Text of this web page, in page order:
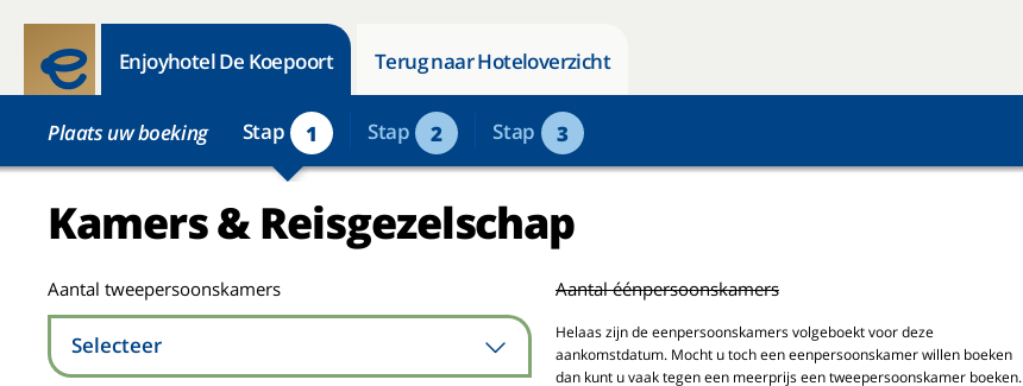
Enjoyhotel De Koepoort Terug naar Hoteloverzicht
Plaats uw boeking Stap 1 Stap 2 Stap 3
Kamers & Reisgezelschap
Aantal tweepersoonskamers
Selecteer
Aantal éénpersoonskamers
Helaas zijn de eenpersoonskamers volgeboekt voor deze
aankomstdatum. Mocht u toch een eenpersoonskamer willen boeken
dan kunt u vaak tegen een meerprijs een tweepersoonskamer boeken.